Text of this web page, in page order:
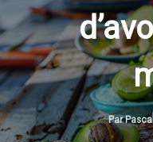
Par